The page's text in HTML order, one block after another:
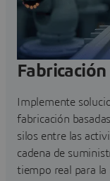
Fabricación
Implemente
fabricación
silos entre las
cadena de
tiempo real para la